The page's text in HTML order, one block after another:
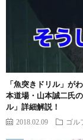
「魚突きドリル」が
本道場・山本誠二氏
ル」詳細解説！
2018.02.09 ゴル